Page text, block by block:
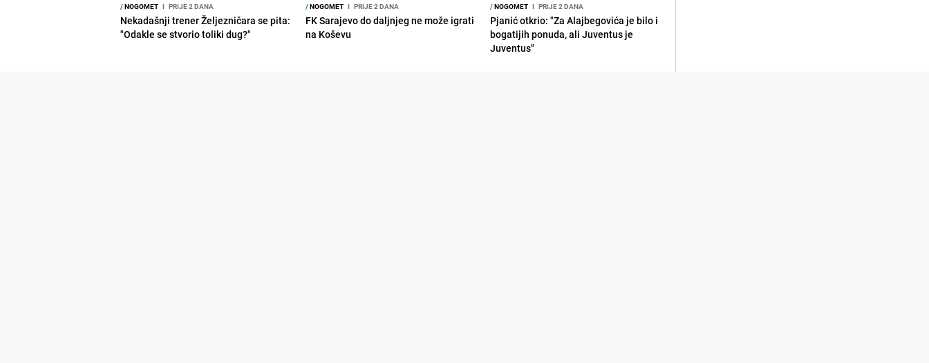
/NOGOMET I PRIJE 2 DANA
Nekadašnji trener Željezničara se pita:
"Odakle se stvorio toliki dug?"
/NOGOMET I PRIJE 2 DANA
FK Sarajevo do daljnjeg ne može igrati
na Koševu
/NOGOMET I PRIJE 2 DANA
Pjanić otkrio: "Za Alajbegovića je bilo i
bogatijih ponuda, ali Juventus je
Juventus"